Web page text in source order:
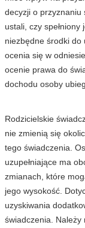
decyzji o przyznaniu
ustali, czy
niezbędne środki do
ocenia się w
ocenie prawa do
dochodu osoby
Rodzicielskie
nie zmienią się
tego świadczenia.
uzupełniające ma
zmianach, które
jego wysokość.
uzyskiwania
świadczenia. Należy